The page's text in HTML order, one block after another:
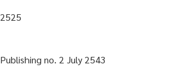
2525
Publishing no. 2 July 2543